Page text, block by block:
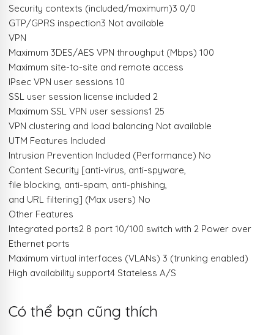
Security contexts (included/maximum)3 0/0
GTP/GPRS inspection3 Not available
VPN
Maximum 3DES/AES VPN throughput (Mbps) 100
Maximum site-to-site and remote access
IPsec VPN user sessions 10
SSL user session license included 2
Maximum SSL VPN user sessions1 25
VPN clustering and load balancing Not available
UTM Features Included
Intrusion Prevention Included (Performance) No
Content Security [anti-virus, anti-spyware,
file blocking, anti-spam, anti-phishing,
and URL filtering] (Max users) No
Other Features
Integrated ports2 8 port 10/100 switch with 2 Power over
Ethernet ports
Maximum virtual interfaces (VLANs) 3 (trunking enabled)
High availability support4 Stateless A/S
Có thể bạn cũng thích